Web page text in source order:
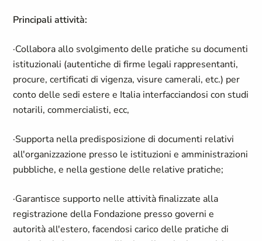
Principali attività:
·Collabora allo svolgimento delle pratiche su documenti
istituzionali (autentiche di firme legali rappresentanti,
procure, certificati di vigenza, visure camerali, etc.) per
conto delle sedi estere e Italia interfacciandosi con studi
notarili, commercialisti, ecc,
·Supporta nella predisposizione di documenti relativi
all'organizzazione presso le istituzioni e amministrazioni
pubbliche, e nella gestione delle relative pratiche;
·Garantisce supporto nelle attività finalizzate alla
registrazione della Fondazione presso governi e
autorità all'estero, facendosi carico delle pratiche di